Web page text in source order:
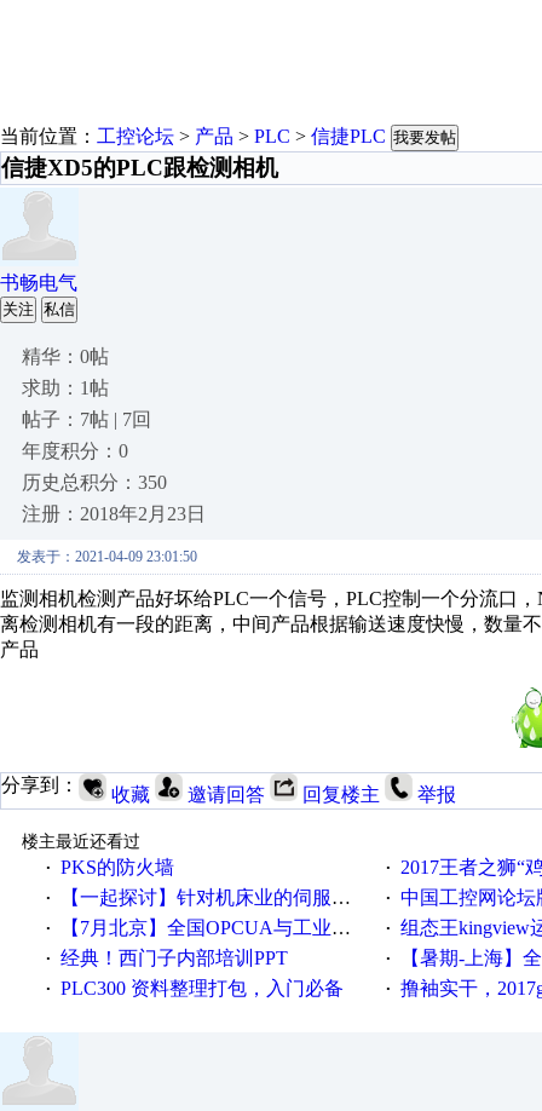
当前位置： 工控论坛 > 产品 > PLC > 信捷PLC 我要发帖
信捷XD5的PLC跟检测相机
书畅电气
关注 私信
精华：0帖
求助：1帖
帖子：7帖 | 7回
年度积分：0
历史总积分：350
注册：2018年2月23日
发表于：2021-04-09 23:01:50
监测相机检测产品好坏给PLC一个信号，PLC控制一个分流口
离检测相机有一段的距离，中间产品根据输送速度快慢，数量
产品
分享到： 收藏 邀请回答 回复楼主 举报
楼主最近还看过
· PKS的防火墙 · 2017王者之狮“鸡”情签到
· 【一起探讨】针对机床业的伺服系统发展，您的期望是什么？ · 中国工控网论坛版
· 【7月北京】全国OPCUA与工业互联技术培训班通知！ · 组态王kingview
· 经典！西门子内部培训PPT · 【暑期-上海】全国工业
· PLC300 资料整理打包，入门必备 · 撸袖实干，2017gongkong®第